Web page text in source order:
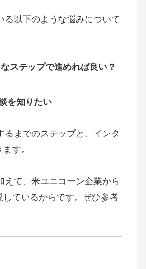
る以下のような悩みについて
ステップで進めれば良い？
を知りたい
までのステップと、インタ
す。
て、米ユニコーン企業から
ているからです。ぜひ参考